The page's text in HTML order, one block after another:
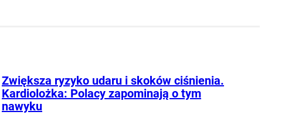
Zwiększa ryzyko udaru i skoków ciśnienia.
Kardiolożka: Polacy zapominają o tym
nawyku